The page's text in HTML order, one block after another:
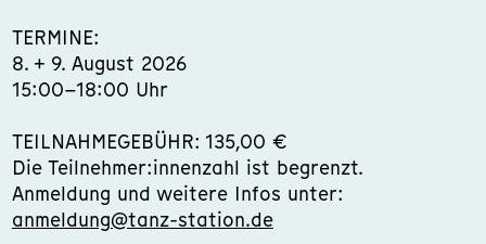
TERMINE:
8. + 9. August 2026
15:00–18:00 Uhr
TEILNAHMEGEBÜHR: 135,00 €
Die Teilnehmer:innenzahl ist begrenzt.
Anmeldung und weitere Infos unter:
anmeldung@tanz-station.de